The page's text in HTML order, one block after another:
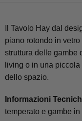
Il Tavolo Hay dal
piano rotondo in
struttura delle gambe
living o in una
dello spazio.
Informazioni
temperato e gambe